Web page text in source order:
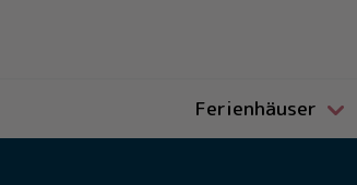
Ferienhäuser